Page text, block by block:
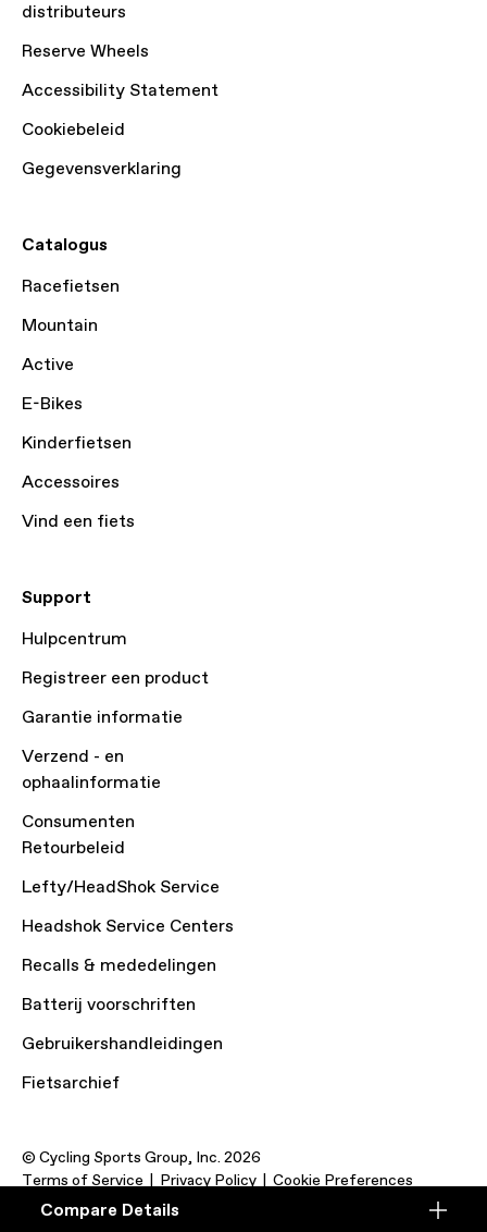
Compare
Compare Details
distributeurs
Reserve Wheels
Accessibility Statement
Cookiebeleid
Gegevensverklaring
Catalogus
Racefietsen
Mountain
Active
E-Bikes
Kinderfietsen
Accessoires
Vind een fiets
Support
Hulpcentrum
Registreer een product
Garantie informatie
Verzend - en
ophaalinformatie
Consumenten
Retourbeleid
Lefty/HeadShok Service
Headshok Service Centers
Recalls & mededelingen
Batterij voorschriften
Gebruikershandleidingen
Fietsarchief
© Cycling Sports Group, Inc. 2026
Terms of Service
Privacy Policy Cookie Preferences